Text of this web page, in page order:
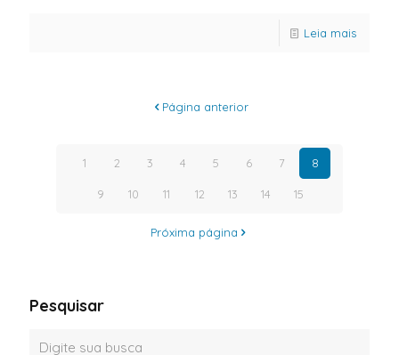
Leia mais
Página anterior
1 2 3 4 5 6 7 8
9 10 11 12 13 14 15
Próxima página
Pesquisar